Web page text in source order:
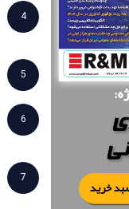
4
5
6
7